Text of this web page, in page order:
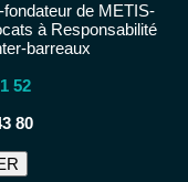
de METIS-
à Responsabilité
barreaux
52
80